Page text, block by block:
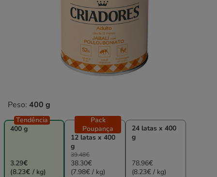
Peso: 400 g
400 g
Tendência
3.29€
(8.23€ / kg)
12 latas x 400
g
Pack
Poupança
39.48€
38.30€
(7.98€ / kg)
24 latas x 400
g
78.96€
(8.23€ / kg)